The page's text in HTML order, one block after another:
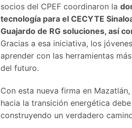
socios del CPEF coordinaron la
tecnología para el CECYTE
Guajardo de RG soluciones, así
Gracias a esa iniciativa, los
aprender con las herramientas
del futuro.
Con esta nueva firma en
hacia la transición energética
construyendo un verdadero